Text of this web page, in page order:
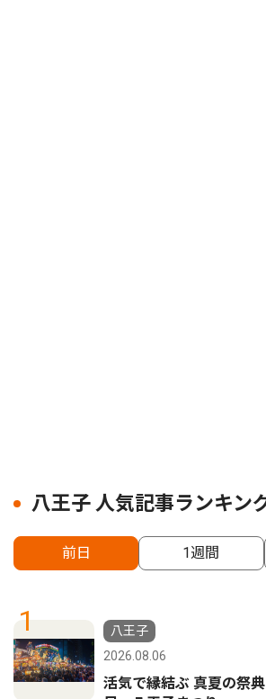
八王子 人気記事ランキン
前日 1週間
1
八王子
2026.08.06
活気で縁結ぶ 真夏の祭